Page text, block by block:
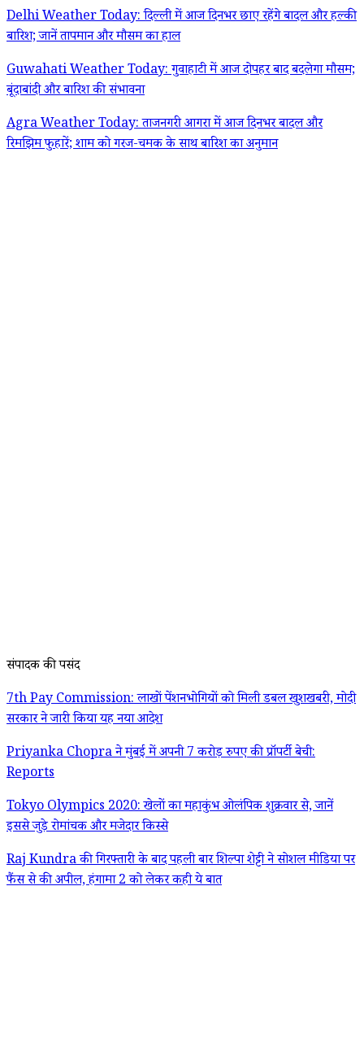
Delhi Weather Today: दिल्ली में आज दिनभर छाए रहेंगे बादल और हल्की
बारिश; जानें तापमान और मौसम का हाल
Guwahati Weather Today: गुवाहाटी में आज दोपहर बाद बदलेगा मौसम;
बूंदाबांदी और बारिश की संभावना
Agra Weather Today: ताजनगरी आगरा में आज दिनभर बादल और
रिमझिम फुहारें; शाम को गरज-चमक के साथ बारिश का अनुमान
संपादक की पसंद
7th Pay Commission: लाखों पेंशनभोगियों को मिली डबल खुशखबरी, मोदी
सरकार ने जारी किया यह नया आदेश
Priyanka Chopra ने मुंबई में अपनी 7 करोड़ रुपए की प्रॉपर्टी बेची:
Reports
Tokyo Olympics 2020: खेलों का महाकुंभ ओलंपिक शुक्रवार से, जानें
इससे जुड़े रोमांचक और मजेदार किस्से
Raj Kundra की गिरफ्तारी के बाद पहली बार शिल्पा शेट्टी ने सोशल मीडिया पर
फैंस से की अपील, हंगामा 2 को लेकर कही ये बात